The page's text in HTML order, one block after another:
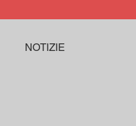
NOTIZIE